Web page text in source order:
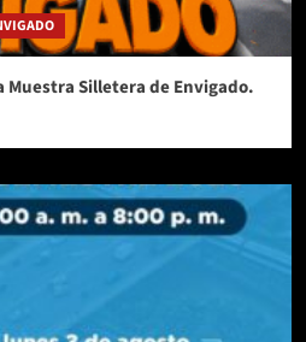
Muestra Silletera de Envigado.